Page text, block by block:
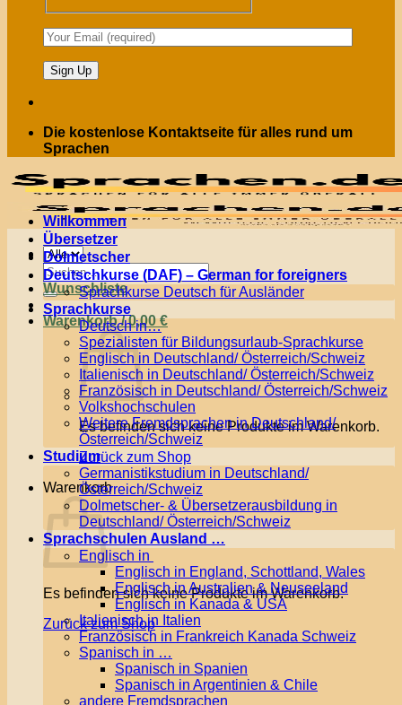
Die kostenlose Kontaktseite für alles rund um
Sprachen
Menü
Suchen
nach:
Wunschliste
Warenkorb /0,00€
Es befinden sich keine Produkte im Warenkorb.
Zurück zum Shop
Warenkorb
Es befinden sich keine Produkte im Warenkorb.
Zurück zum Shop
Willkommen
Übersetzer
Dolmetscher
Deutschkurse (DAF) – German for foreigners
Sprachkurse Deutsch für Ausländer
Sprachkurse
Deutsch in…
Spezialisten für Bildungsurlaub-Sprachkurse
Englisch in Deutschland/ Österreich/Schweiz
Italienisch in Deutschland/ Österreich/Schweiz
Französisch in Deutschland/ Österreich/Schweiz
Volkshochschulen
Weitere Fremdsprachen in Deutschland/
Österreich/Schweiz
Studium
Germanistikstudium in Deutschland/
Österreich/Schweiz
Dolmetscher- & Übersetzerausbildung in
Deutschland/ Österreich/Schweiz
Sprachschulen Ausland …
Englisch in
Englisch in England, Schottland, Wales
Englisch in Australien & Neuseeland
Englisch in Kanada & USA
Italienisch in Italien
Französisch in Frankreich Kanada Schweiz
Spanisch in …
Spanisch in Spanien
Spanisch in Argentinien & Chile
andere Fremdsprachen